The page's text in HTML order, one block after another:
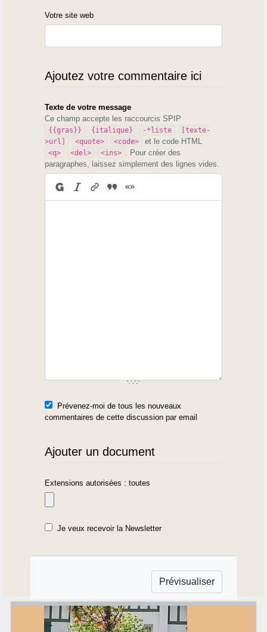
Votre site web
Ajoutez votre commentaire ici
Texte de votre message
Ce champ accepte les raccourcis SPIP
{{gras}} {italique} -*liste
[texte-
>url]
<quote> <code> et le code HTML
<q> <del> <ins>
. Pour créer des
paragraphes, laissez simplement des lignes vides.
Prévenez-moi de tous les nouveaux
commentaires de cette discussion par email
Ajouter un document
Extensions autorisées : toutes
Je veux recevoir la Newsletter